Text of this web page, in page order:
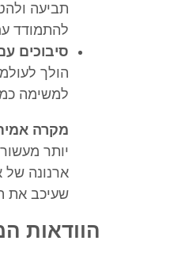
תביעה
להתמודד
סיבוכים
הולך
למשימה
מקרה
יותר
ארנונה של
שעיכב את
הוודאות